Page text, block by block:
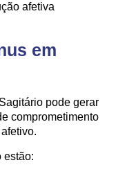
afetiva
em
pode gerar
comprometimento
estão: